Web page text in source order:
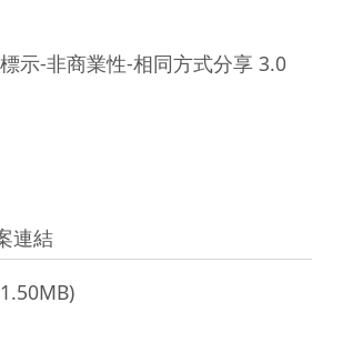
示-非商業性-相同方式分享 3.0
連結